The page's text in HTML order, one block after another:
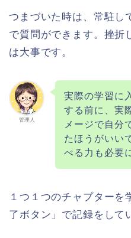
つまづいた時は、常駐し
で質問ができます。挫折
は大事です。
管理人
実際の学習に
する前に、実
メージで自分
たほうがいい
べる力も必要
１つ１つのチャプターを
了ボタン」で記録をして